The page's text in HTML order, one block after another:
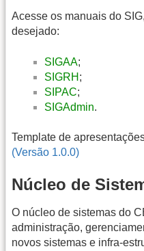
Acesse os manuais do
desejado:
SIGAA;
SIGRH ;
SIPAC;
SIGAdmin.
Template de
(Versão 1.0.0)
Núcleo de
O núcleo de sistemas do
administração,
novos sistemas e infra-